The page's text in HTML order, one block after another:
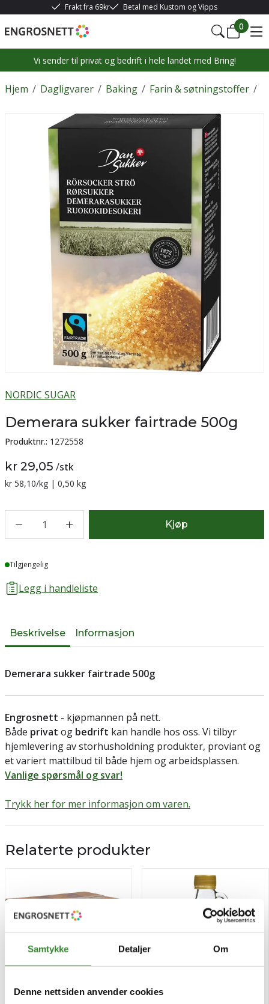
Samtykke Detaljer Om
Denne nettsiden anvender cookies
Frakt fra 69kr Betal med Kustom og Vipps
0
Vi sender til privat og bedrift i hele landet med Bring!
/
Hjem /
Dagligvarer /
Baking /
Farin & søtningstoffer
NORDIC SUGAR
Demerara sukker fairtrade 500g
Produktnr.: 1272558
kr 29,05 /stk
Sammenligning pris:
kr 58,10/kg | 0,50 kg
1 Kjøp
Lager
Tilgjengelig
Legg i handleliste
Beskrivelse Informasjon
Demerara sukker fairtrade 500g
Engrosnett - kjøpmannen på nett.
Både privat og bedrift kan handle hos oss. Vi tilbyr
hjemlevering av storhusholdning produkter, proviant og
et variert mattilbud til både hjem og arbeidsplassen.
Vanlige spørsmål og svar!
Trykk her for mer informasjon om varen.
Relaterte produkter